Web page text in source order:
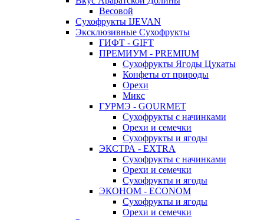
Весовой
Сухофрукты IJEVAN
Эксклюзивные Сухофрукты
ГИФТ - GIFT
ПРЕМИУМ - PREMIUM
Сухофрукты Ягоды Цукаты
Конфеты от природы
Орехи
Микс
ГУРМЭ - GOURMET
Сухофрукты с начинками
Орехи и семечки
Сухофрукты и ягоды
ЭКСТРА - EXTRA
Сухофрукты с начинками
Орехи и семечки
Сухофрукты и ягоды
ЭКОНОМ - ECONOM
Сухофрукты и ягоды
Орехи и семечки